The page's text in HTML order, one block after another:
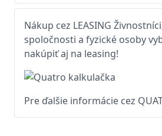
Nákup cez LEASING
spoločnosti a fyzické osoby
nakúpiť aj na leasing!
Pre ďalšie informácie cez